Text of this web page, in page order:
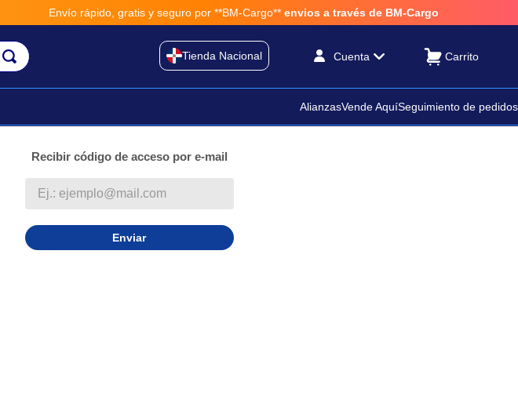
Envío rápido, gratis y seguro por **BM-Cargo** envios a través de BM-Cargo
Tienda Nacional Cuenta
AlianzasVende AquíSeguimiento de pedidos
Recibir código de acceso por e-mail
Enviar